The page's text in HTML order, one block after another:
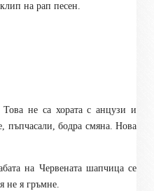
на рап песен.
не са хората с анцузи и
пъпчасали, бодра смяна. Нова
на Червената шапчица се
не я гръмне.